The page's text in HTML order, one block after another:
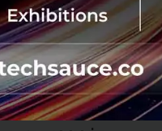
ลอดภัยด้วยการให้บริการ